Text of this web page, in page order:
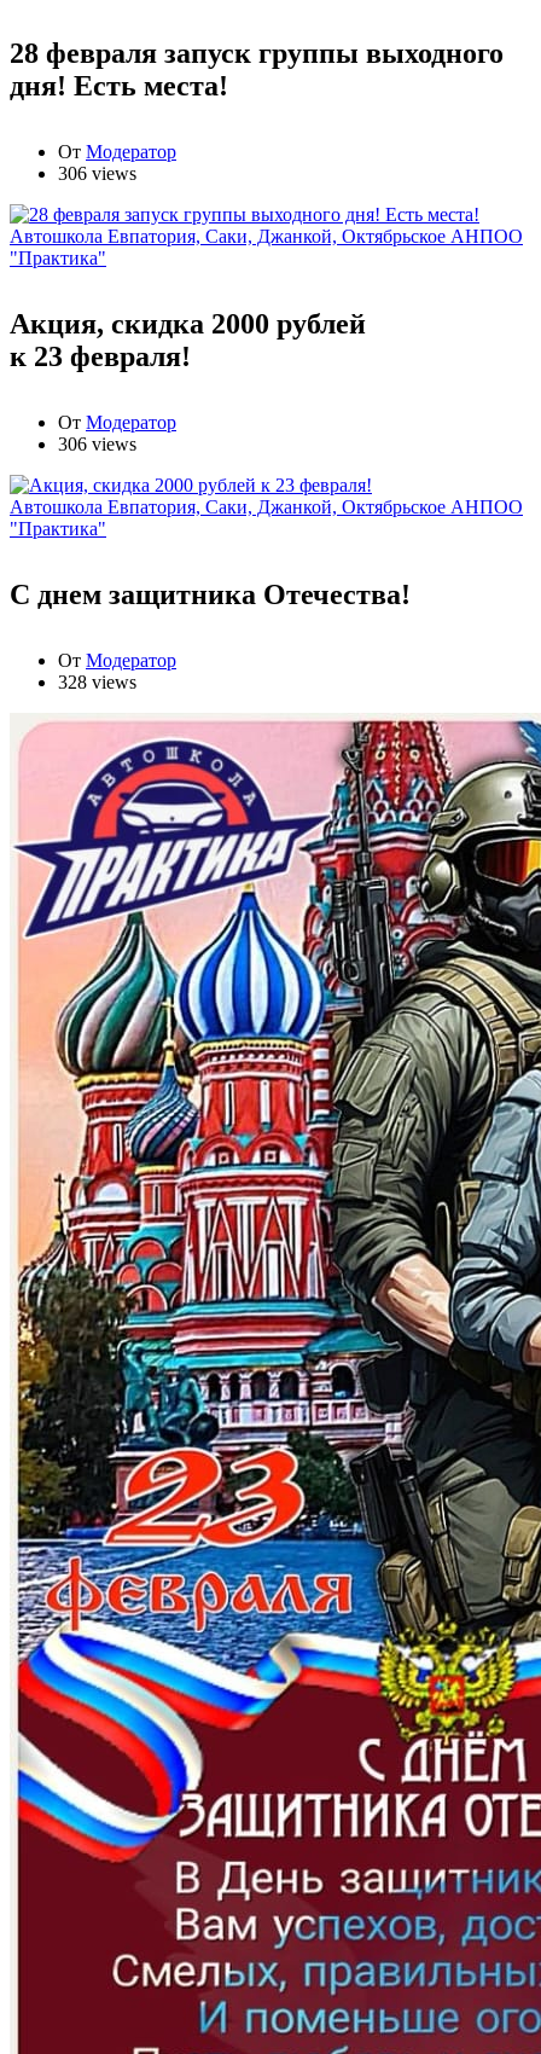
28 февраля запуск группы выходного
дня! Есть места!
От Модератор
306 views
Автошкола Евпатория, Саки, Джанкой, Октябрьское АНПОО
"Практика"
Акция, скидка 2000 рублей
к 23 февраля!
От Модератор
306 views
Автошкола Евпатория, Саки, Джанкой, Октябрьское АНПОО
"Практика"
С днем защитника Отечества!
От Модератор
328 views